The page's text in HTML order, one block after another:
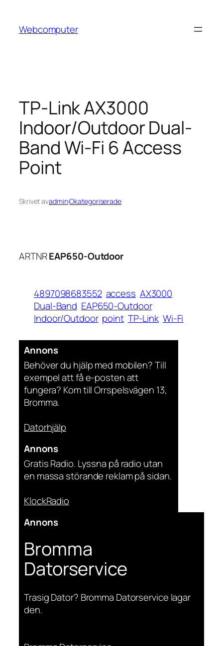
innehåll
Webcomputer
TP-Link AX3000
Indoor/Outdoor Dual-
Band Wi-Fi 6 Access
Point
Skrivet avadminiOkategoriserade
ARTNREAP650-Outdoor
4897098683552 access AX3000
Dual-Band EAP650-Outdoor
Indoor/Outdoor point TP-Link Wi-Fi
Annons
Behöver du hjälp med mobilen? Till
exempel att få e-posten att
fungera? Kom till Orrspelsvägen 13,
Bromma.
Datorhjälp
Annons
Gratis Radio. Lyssna på radio utan
en massa störande reklam på sidan.
KlockRadio
Annons
Bromma
Datorservice
Trasig Dator? Bromma Datorservice lagar
den.